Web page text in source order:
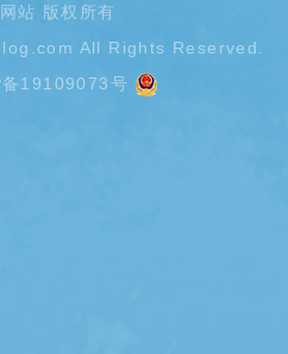
站 版权所有
All Rights Reserved.
19109073号